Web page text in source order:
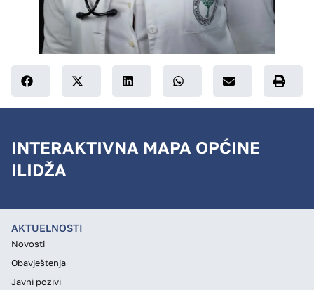
INTERAKTIVNA MAPA OPĆINE
ILIDŽA
AKTUELNOSTI
Novosti
Obavještenja
Javni pozivi